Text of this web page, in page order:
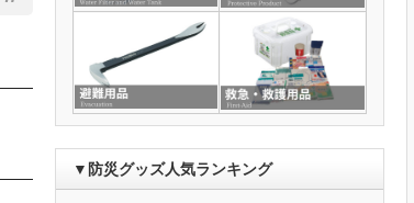
▼防災グッズ人気ランキング